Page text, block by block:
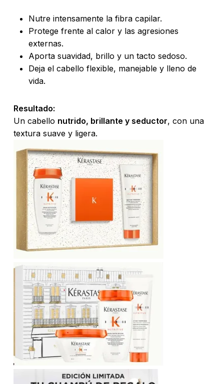
Nutre intensamente la fibra capilar.
Protege frente al calor y las agresiones
externas.
Aporta suavidad, brillo y un tacto sedoso.
Deja el cabello flexible, manejable y lleno de
vida.
Resultado:
Un cabello nutrido, brillante y seductor, con una
textura suave y ligera.